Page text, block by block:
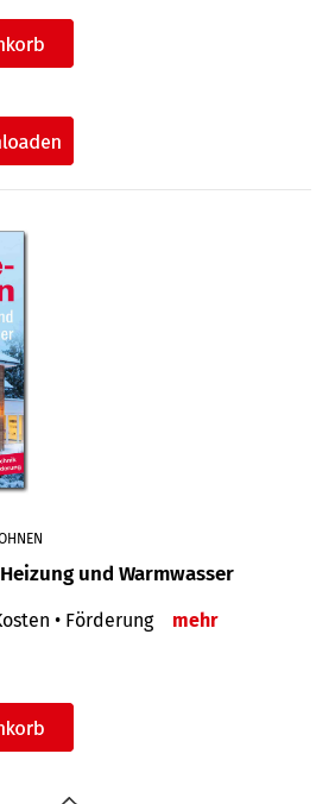
und Warmwasser
• Förderung mehr